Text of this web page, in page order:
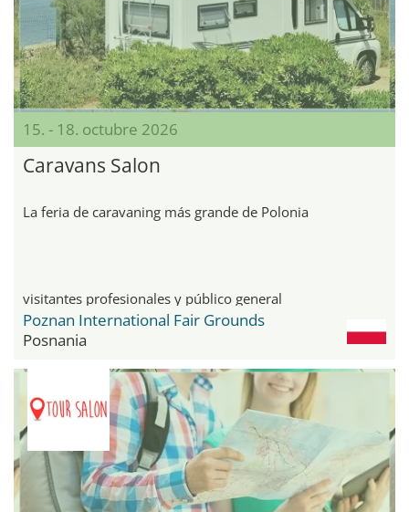
15. - 18. octubre 2026
Caravans Salon
La feria de caravaning más grande de Polonia
visitantes profesionales y público general
Poznan International Fair Grounds
Posnania